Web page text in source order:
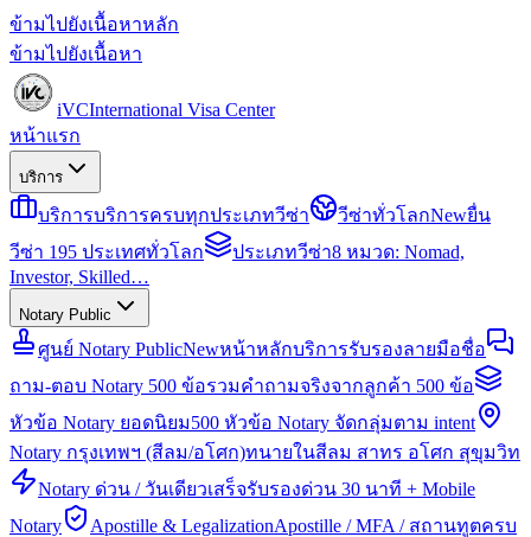
ข้ามไปยังเนื้อหาหลัก
ข้ามไปยังเนื้อหา
iVCInternational Visa Center
หน้าแรก
บริการ
บริการบริการครบทุกประเภทวีซ่า วีซ่าทั่วโลกNewยื่น
วีซ่า 195 ประเทศทั่วโลก
ประเภทวีซ่า8 หมวด: Nomad,
Investor, Skilled…
Notary Public
ศูนย์ Notary PublicNewหน้าหลักบริการรับรองลายมือชื่อ
ถาม-ตอบ Notary 500 ข้อรวมคำถามจริงจากลูกค้า 500 ข้อ
หัวข้อ Notary ยอดนิยม500 หัวข้อ Notary จัดกลุ่มตาม intent
Notary กรุงเทพฯ (สีลม/อโศก)ทนายในสีลม สาทร อโศก สุขุมวิท
Notary ด่วน / วันเดียวเสร็จรับรองด่วน 30 นาที + Mobile
Notary
Apostille & LegalizationApostille / MFA / สถานทูตครบ